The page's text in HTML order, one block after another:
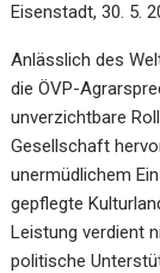
Eisenstadt, 30. 5.
Anlässlich des
die ÖVP-
unverzichtbare
Gesellschaft
unermüdlichem
gepflegte
Leistung verdient
politische